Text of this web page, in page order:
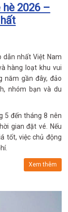
hè 2026 –
dẫn nhất Việt Nam
hàng loạt khu vui
năm gần đây, đảo
nhóm bạn và du
5 đến tháng 8 nên
gian đặt vé. Nếu
tốt, việc chủ động
Xem thêm